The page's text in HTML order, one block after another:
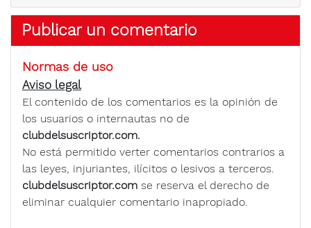
Publicar un comentario
Normas de uso
Aviso legal
El contenido de los comentarios es la opinión de
los usuarios o internautas no de
clubdelsuscriptor.com.
No está permitido verter comentarios contrarios a
las leyes, injuriantes, ilícitos o lesivos a terceros.
clubdelsuscriptor.com se reserva el derecho de
eliminar cualquier comentario inapropiado.